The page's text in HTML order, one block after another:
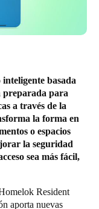
basada
preparada para
a través de la
la forma en
o espacios
la seguridad
sea más fácil,
Resident
aporta nuevas